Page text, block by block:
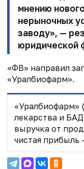
мнению
нерыночных
заводу», —
юридической
«ФВ» направил
«Уралбиофарм».
«Уралбиофарм»
лекарства и
выручка от
чистая прибыль